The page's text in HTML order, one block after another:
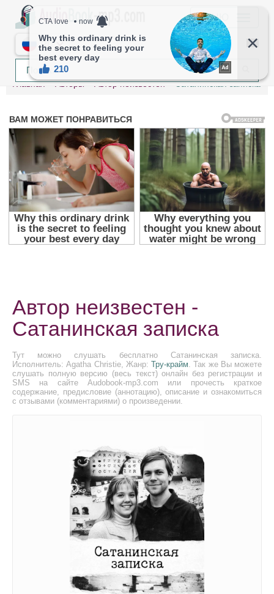
МЕНЮ
RU
Главная Авторы Автор неизвестен Сатанинская записка
Автор неизвестен -
Сатанинская записка
Тут можно слушать бесплатно Сатанинская записка.
Исполнитель: Agatha Christie, Жанр: Тру-крайм. Так же Вы можете
слушать полную версию (весь текст) онлайн без регистрации и
SMS на сайте Audobook-mp3.com или прочесть краткое
содержание, предисловие (аннотацию), описание и ознакомиться
с отзывами (комментариями) о произведении.